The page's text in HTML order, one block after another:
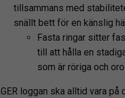
tillsammans med
snällt bett för en känslig
Fasta ringar sitter
till att hålla en
som är röriga och
loggan ska alltid vara